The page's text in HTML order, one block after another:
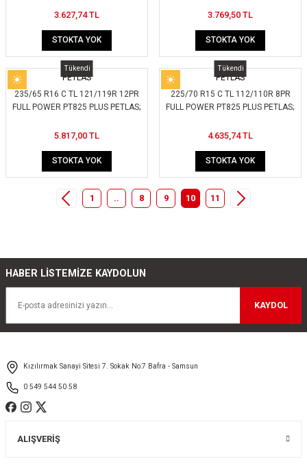
3.627,74 TL
STOKTA YOK
3.769,50 TL
STOKTA YOK
Tükendi
PETLAS
235/65 R16 C TL 121/119R 12PR
FULL POWER PT825 PLUS PETLAS;
5.817,00 TL
STOKTA YOK
Tükendi
PETLAS
225/70 R15 C TL 112/110R 8PR
FULL POWER PT825 PLUS PETLAS;
4.635,74 TL
STOKTA YOK
1 .. 8 9 10 11
HABER LİSTEMİZE KAYDOLUN
KAYDOL
Kızılırmak Sanayi Sitesi 7. Sokak No:7 Bafra - Samsun
0 549 544 50 58
ALIŞVERİŞ